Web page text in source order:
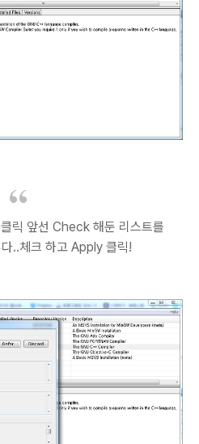
릭 앞선 Check 해둔 리스트를
..체크 하고 Apply 클릭!